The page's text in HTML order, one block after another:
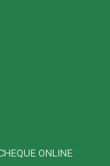
ONLINE